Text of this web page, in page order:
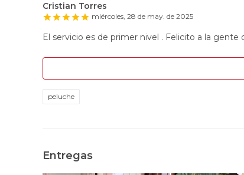
Cristian Torres
miércoles, 28 de may. de 2025
El servicio es de primer nivel . Felicito a la gente
peluche
Entregas